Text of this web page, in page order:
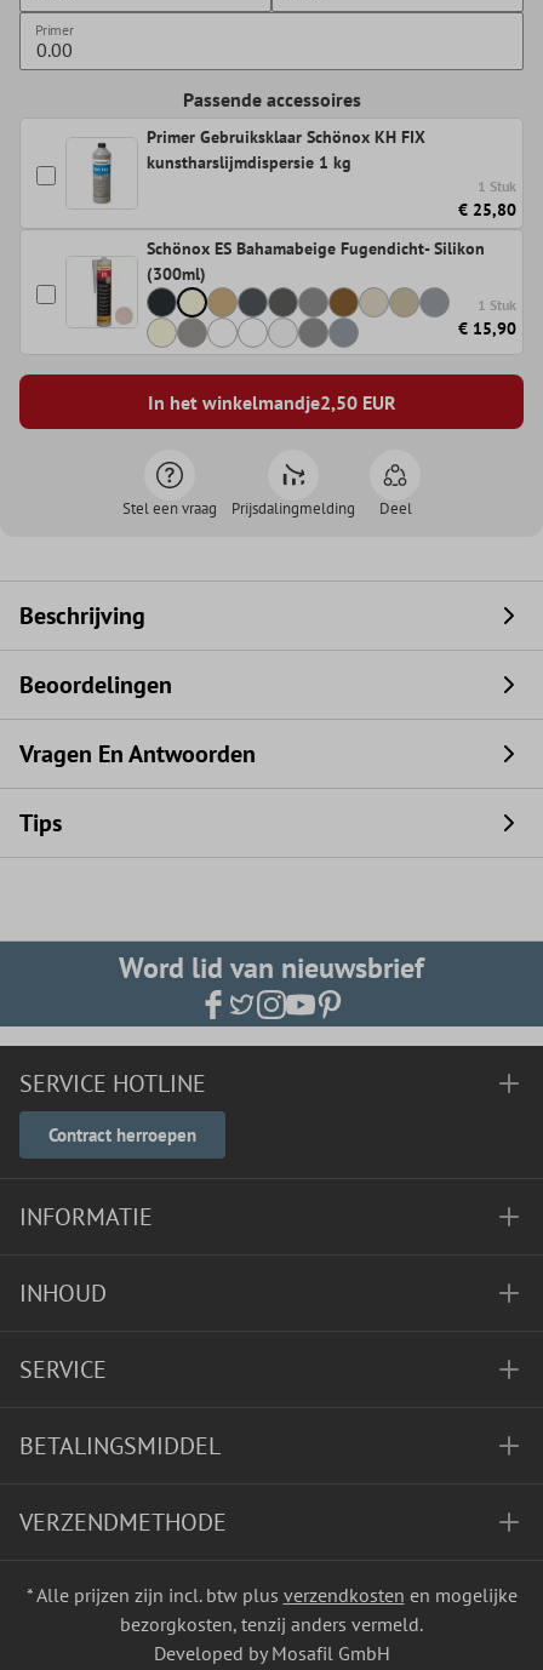
Primer
Passende accessoires
Primer Gebruiksklaar Schönox KH FIX
kunstharslijmdispersie 1 kg
1 Stuk
€ 25,80
Schönox ES Bahamabeige Fugendicht- Silikon
(300ml)
1 Stuk
€ 15,90
In het winkelmandje2,50EUR
Stel een vraag Prijsdalingmelding Deel
Beschrijving
Beoordelingen
Vragen En Antwoorden
Tips
Word lid van nieuwsbrief
SERVICE HOTLINE
Contract herroepen
INFORMATIE
INHOUD
SERVICE
BETALINGSMIDDEL
VERZENDMETHODE
* Alle prijzen zijn incl. btw plus verzendkosten en mogelijke
bezorgkosten, tenzij anders vermeld.
Developed by Mosafil GmbH